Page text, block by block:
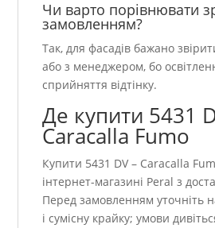
Чи варто порівнювати
замовленням?
Так, для фасадів бажано
або з менеджером, бо
сприйняття відтінку.
Де купити 5431
Caracalla Fumo
Купити 5431 DV – Caracalla
інтернет-магазині Peral з
Перед замовленням уточніть
і сумісну крайку; умови